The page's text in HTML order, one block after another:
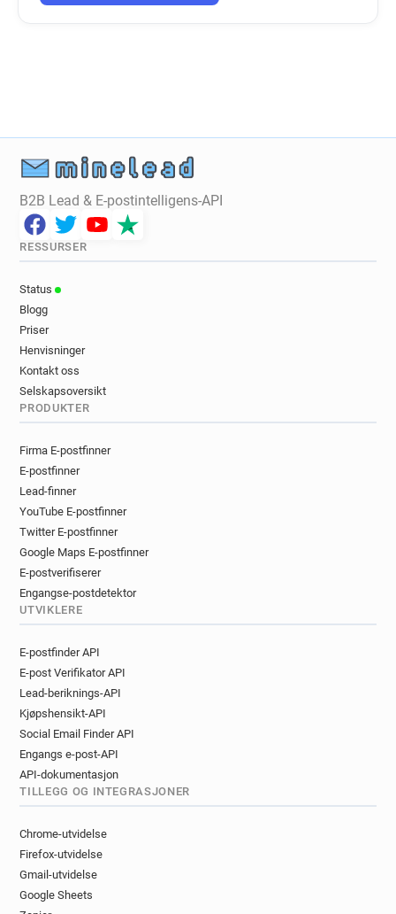
B2B Lead & E-postintelligens-API
RESSURSER
Status
Blogg
Priser
Henvisninger
Kontakt oss
Selskapsoversikt
PRODUKTER
Firma E-postfinner
E-postfinner
Lead-finner
YouTube E-postfinner
Twitter E-postfinner
Google Maps E-postfinner
E-postverifiserer
Engangse-postdetektor
UTVIKLERE
E-postfinder API
E-post Verifikator API
Lead-beriknings-API
Kjøpshensikt-API
Social Email Finder API
Engangs e-post-API
API-dokumentasjon
TILLEGG OG INTEGRASJONER
Chrome-utvidelse
Firefox-utvidelse
Gmail-utvidelse
Google Sheets